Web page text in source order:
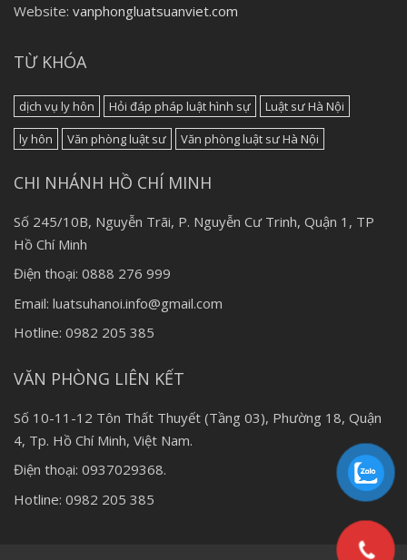
Website: vanphongluatsuanviet.com
TỪ KHÓA
dịch vụ ly hôn Hỏi đáp pháp luật hình sự
Luật sư Hà Nội
ly hôn
Văn phòng luật sư Văn phòng luật sư Hà Nội
CHI NHÁNH HỒ CHÍ MINH
Số 245/10B, Nguyễn Trãi, P. Nguyễn Cư Trinh, Quận 1, TP
Hồ Chí Minh
Điện thoại: 0888 276 999
Email: luatsuhanoi.info@gmail.com
Hotline: 0982 205 385
VĂN PHÒNG LIÊN KẾT
Số 10-11-12 Tôn Thất Thuyết (Tầng 03), Phường 18, Quận
4, Tp. Hồ Chí Minh, Việt Nam.
Điện thoại: 0937029368.
Hotline: 0982 205 385